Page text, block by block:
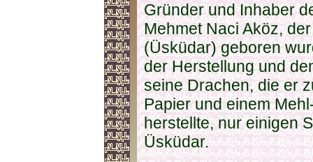
Gründer und Inhaber
Mehmet Naci Aköz,
(Üsküdar) geboren
der Herstellung und
seine Drachen, die er
Papier und einem
herstellte, nur einigen
Üsküdar.